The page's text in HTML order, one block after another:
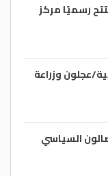
رسميًا مركز
عجلون وزراعة
السياسي